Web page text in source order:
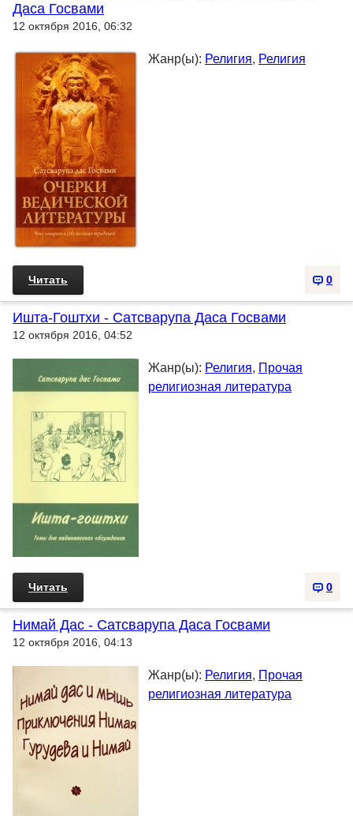
Даса Госвами
12 октября 2016, 06:32
Жанр(ы): Религия, Религия
0
Читать
Ишта-Гоштхи - Сатсварупа Даса Госвами
12 октября 2016, 04:52
Жанр(ы): Религия, Прочая
религиозная литература
0
Читать
Нимай Дас - Сатсварупа Даса Госвами
12 октября 2016, 04:13
Жанр(ы): Религия, Прочая
религиозная литература